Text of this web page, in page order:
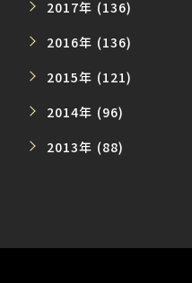
2017年 (136)
2016年 (136)
2015年 (121)
2014年 (96)
2013年 (88)